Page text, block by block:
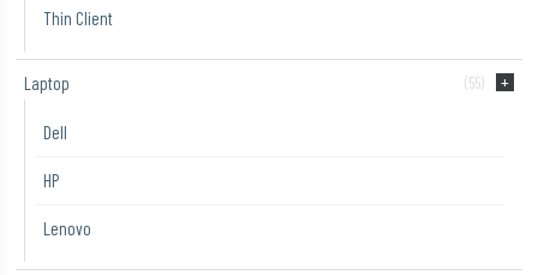
Thin Client
Laptop (55)
Dell
HP
Lenovo